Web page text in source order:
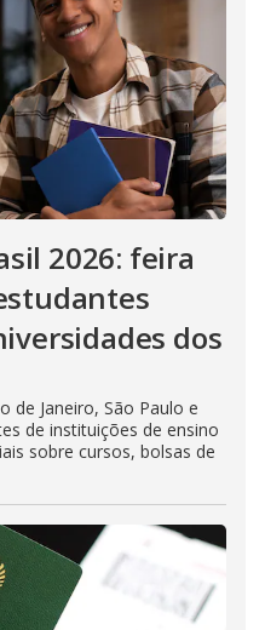
2026: feira
dos
de Janeiro, São Paulo e
de instituições de ensino
sobre cursos, bolsas de